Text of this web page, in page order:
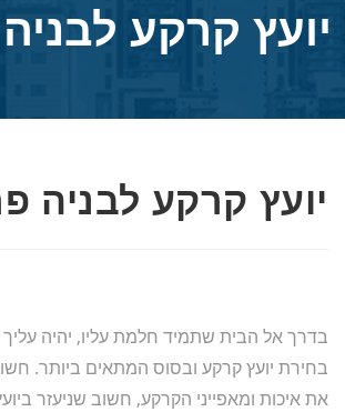
יועץ קרקע
יועץ קרקע לבניה
בדרך אל הבית שתמיד חלמת עליו, יהיה
בחירת יועץ קרקע ובסוס המתאים ביותר.
את איכות ומאפייני הקרקע, חשוב שניעזר